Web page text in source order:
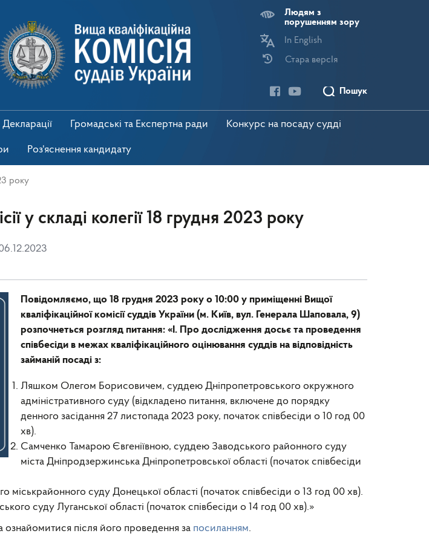
Людям з
порушенням зору
In English
Стара версІя
Пошук
Декларації Громадські та Експертна ради Конкурс на посаду судді
Роз'яснення кандидату
року
у складі колегії 18 грудня 2023 року
Повідомляємо, що 18 грудня 2023 року о 10:00 у приміщенні Вищої
кваліфікаційної комісії суддів України (м. Київ, вул. Генерала Шаповала, 9)
розпочнеться розгляд питання: «І. Про дослідження досьє та проведення
співбесіди в межах кваліфікаційного оцінювання суддів на відповідність
займаній посаді з:
Ляшком Олегом Борисовичем, суддею Дніпропетровського окружного
адміністративного суду (відкладено питання, включене до порядку
денного засідання 27 листопада 2023 року, початок співбесіди о 10 год 00
хв).
Самченко Тамарою Євгеніївною, суддею Заводського районного суду
міста Дніпродзержинська Дніпропетровської області (початок співбесіди
суду Донецької області (початок співбесіди о 13 год 00 хв).
суду Луганської області (початок співбесіди о 14 год 00 хв).»
ознайомитися після його проведення за посиланням.